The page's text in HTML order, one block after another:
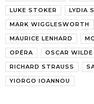
LUKE STOKER
LYDIA
MARK WIGGLESWORTH
MAURICE LENHARD
OPÉRA
OSCAR WILDE
RICHARD STRAUSS
YIORGO IOANNOU